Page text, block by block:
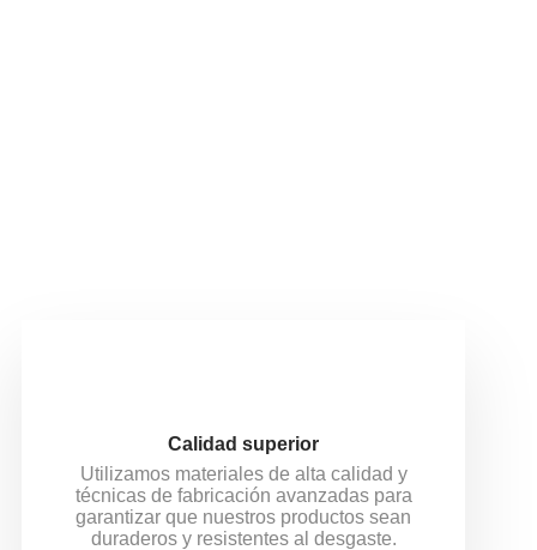
Calidad superior
Utilizamos materiales de alta calidad y
técnicas de fabricación avanzadas para
garantizar que nuestros productos sean
duraderos y resistentes al desgaste.